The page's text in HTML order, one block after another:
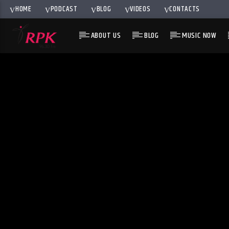
HOME PODCAST BLOG VIDEOS CONTACTS
ABOUT US BLOG MUSIC NOW